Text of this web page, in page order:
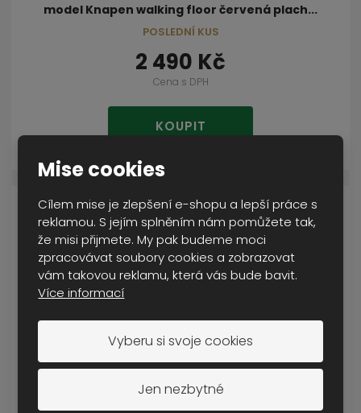
Mise cookies
Cílem mise je zlepšení e-shopu a lepší práce s
reklamou. S jejím splněním nám pomůžete tak,
že misi přijmete. My pak budeme moci
zpracovávat soubory cookies a zobrazovat
vám takovou reklamu, která vás bude bavit.
Více informací
Vyberu si svoje cookies
Jen nezbytné
model Knapen walking floor červená plach...
2 490 Kč
Cena s DPH
KOUPIT
POSLEDNÍ KUS
DOPRAVA ZDARMA
model Volvo 6x2+ Nooteboom 3a Fehrenkött...